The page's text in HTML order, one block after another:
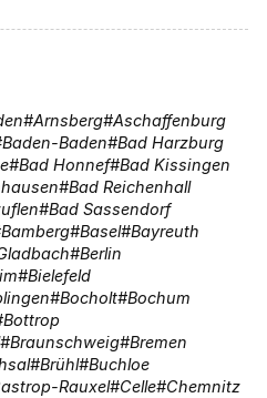
Arnsberg Aschaffenburg
Baden-Baden Bad Harzburg
Bad Honnef Bad Kissingen
Bad Reichenhall
Bad Sassendorf
Bamberg Basel Bayreuth
Berlin
Bielefeld
Bocholt Bochum
Bottrop
Braunschweig Bremen
Brühl Buchloe
Rauxel Celle Chemnitz